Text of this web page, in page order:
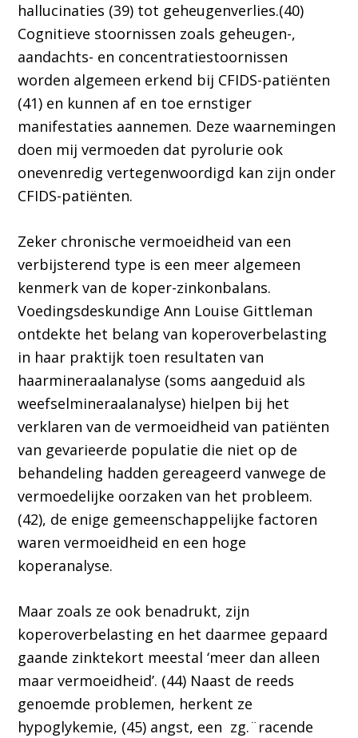
hallucinaties (39) tot geheugenverlies.(40)
Cognitieve stoornissen zoals geheugen-,
aandachts- en concentratiestoornissen
worden algemeen erkend bij CFIDS-patiënten
(41) en kunnen af en toe ernstiger
manifestaties aannemen. Deze waarnemingen
doen mij vermoeden dat pyrolurie ook
onevenredig vertegenwoordigd kan zijn onder
CFIDS-patiënten.
Zeker chronische vermoeidheid van een
verbijsterend type is een meer algemeen
kenmerk van de koper-zinkonbalans.
Voedingsdeskundige Ann Louise Gittleman
ontdekte het belang van koperoverbelasting
in haar praktijk toen resultaten van
haarmineraalanalyse (soms aangeduid als
weefselmineraalanalyse) hielpen bij het
verklaren van de vermoeidheid van patiënten
van gevarieerde populatie die niet op de
behandeling hadden gereageerd vanwege de
vermoedelijke oorzaken van het probleem.
(42), de enige gemeenschappelijke factoren
waren vermoeidheid en een hoge
koperanalyse.
Maar zoals ze ook benadrukt, zijn
koperoverbelasting en het daarmee gepaard
gaande zinktekort meestal ‘meer dan alleen
maar vermoeidheid’. (44) Naast de reeds
genoemde problemen, herkent ze
hypoglykemie, (45) angst, een zg.¨racende